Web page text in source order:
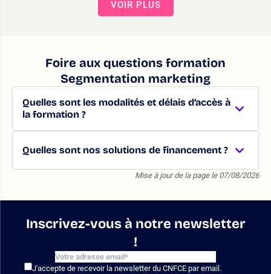
VOIR PLUS
Foire aux questions formation
Segmentation marketing
Quelles sont les modalités et délais d’accès à
la formation ?
Quelles sont nos solutions de financement ?
Mise à jour de la page le 07/08/2026
Inscrivez-vous à notre newsletter
!
J'accepte de recevoir la newsletter du CNFCE par email.